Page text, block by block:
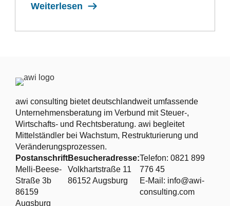
Weiterlesen
awi consulting bietet deutschlandweit umfassende
Unternehmensberatung im Verbund mit Steuer-,
Wirtschafts- und Rechtsberatung. awi begleitet
Mittelständler bei Wachstum, Restrukturierung und
Veränderungsprozessen.
Postanschrift:
Melli-Beese-
Straße 3b
86159
Augsburg
Besucheradresse:
Volkhartstraße 11
86152 Augsburg
Telefon: 0821 899
776 45
E-Mail: info@awi-
consulting.com